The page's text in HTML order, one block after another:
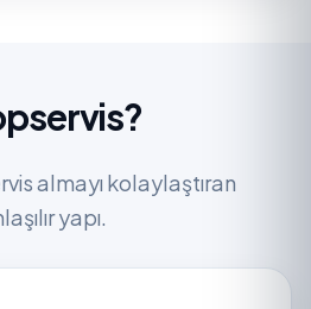
almayı kolaylaştıran
yapı.